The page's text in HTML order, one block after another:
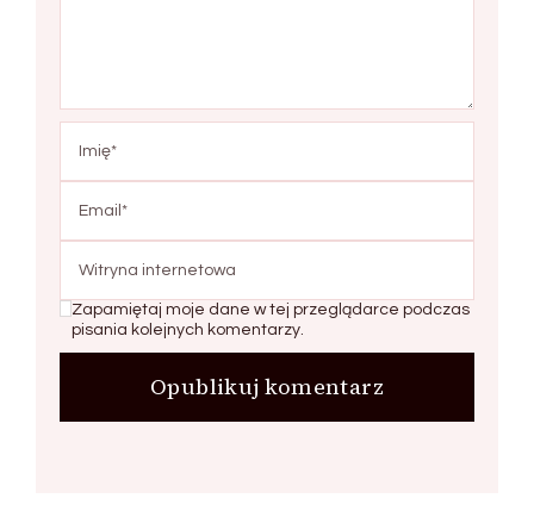
Zapamiętaj moje dane w tej przeglądarce podczas
pisania kolejnych komentarzy.